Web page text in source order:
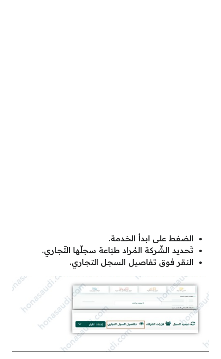
الضغط على ابدأ الخدمة.
تَحديد الشّركة المُراد طبَاعة سجلّها التّجاري.
النقر فوق تفاصيل السجل التجاري.